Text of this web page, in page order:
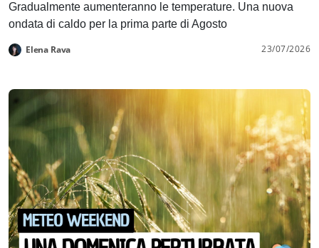
Gradualmente aumenteranno le temperature. Una nuova
ondata di caldo per la prima parte di Agosto
Elena Rava 23/07/2026